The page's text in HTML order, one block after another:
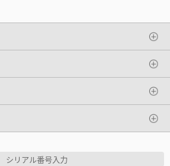
シリアル番号入力